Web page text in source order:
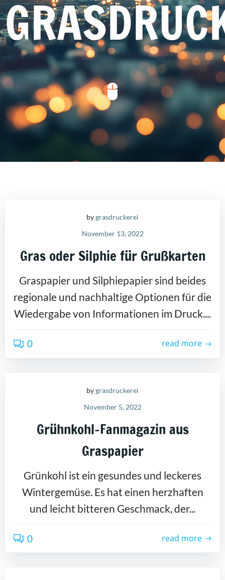
bygrasdruckerei
November 13, 2022
Gras oder Silphie für Grußkarten
Graspapier und Silphiepapier sind beides
regionale und nachhaltige Optionen für die
Wiedergabe von Informationen im Druck....
0 read more
bygrasdruckerei
November 5, 2022
Grühnkohl-Fanmagazin aus
Graspapier
Grünkohl ist ein gesundes und leckeres
Wintergemüse. Es hat einen herzhaften
und leicht bitteren Geschmack, der...
0 read more